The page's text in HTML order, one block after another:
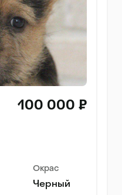
100 000 ₽
Окрас
Черный